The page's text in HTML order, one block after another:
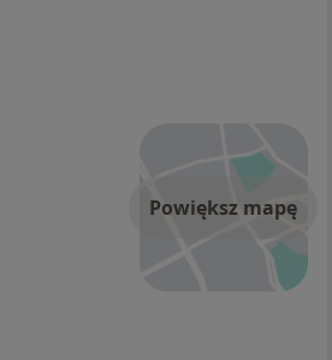
Powiększ mapę